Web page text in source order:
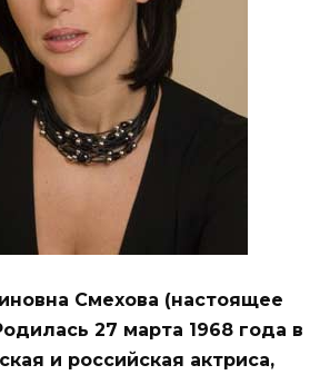
Смехова (настоящее
27 марта 1968 года в
и российская актриса,